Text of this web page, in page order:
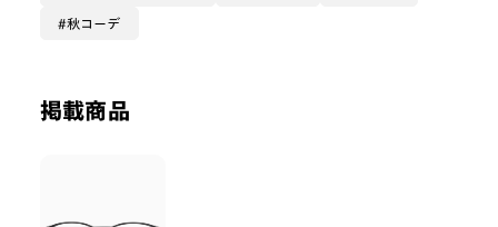
是非お買い求め下さい！
秋コーデ
掲載商品